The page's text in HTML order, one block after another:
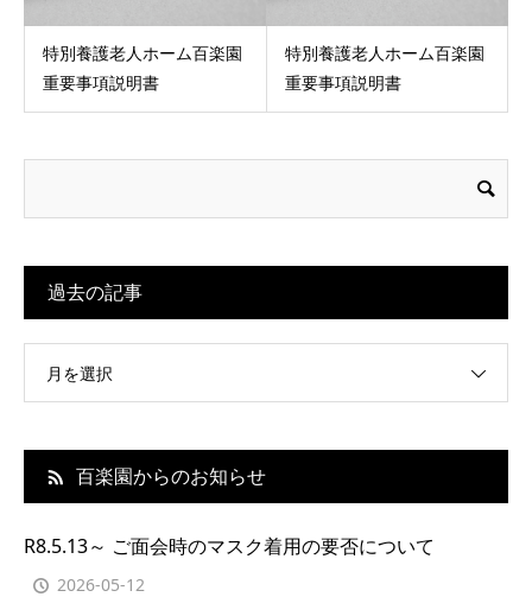
特別養護老人ホーム百楽園
重要事項説明書
特別養護老人ホーム百楽園
重要事項説明書
過去の記事
月を選択
百楽園からのお知らせ
R8.5.13～ ご面会時のマスク着用の要否について
2026-05-12